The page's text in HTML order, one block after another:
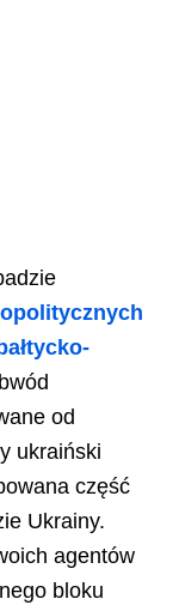
od
ukraiński
część
Ukrainy.
agentów
bloku